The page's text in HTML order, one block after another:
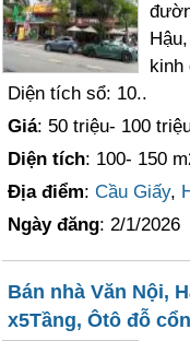
kinh
Diện tích sổ: 10..
Giá: 50 triệu- 100
Diện tích: 100- 150
Địa điểm:Cầu Giấy,
Ngày đăng: 2/1/2026
Bán nhà Văn Nội,
x5Tầng, Ôtô đỗ